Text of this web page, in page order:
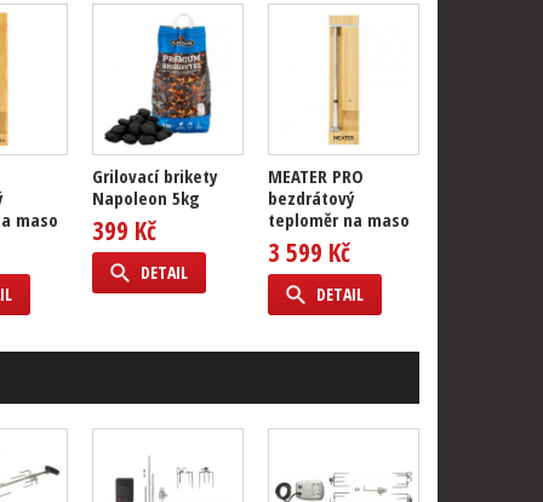
maso
Grilovací brikety
Napoleon 5kg
399 Kč
DETAIL
MEATER PRO
bezdrátový
teploměr na maso
3 599 Kč
DETAIL